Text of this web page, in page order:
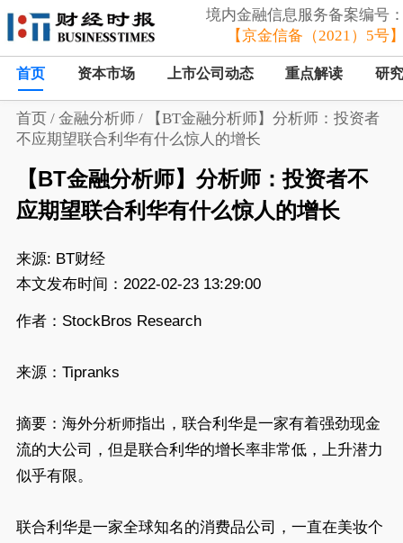
境内金融信息服务备案编号
【京金信备（2021）5号
首页 资本市场 上市公司动态 重点解读 研
首页/ 金融分析师/
【BT金融分析师】分析师：投资者
不应期望联合利华有什么惊人的增长
【BT金融分析师】分析师：投资者不
应期望联合利华有什么惊人的增长
来源: BT财经
本文发布时间：2022-02-23 13:29:00
作者：StockBros Research
来源：Tipranks
摘要：海外分析师指出，联合利华是一家有着强劲现金
流的大公司，但是联合利华的增长率非常低，上升潜力
似乎有限。
联合利华是一家全球知名的消费品公司，一直在美妆个